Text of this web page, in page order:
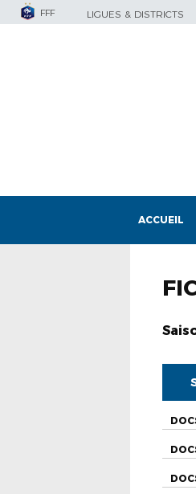
FFF LIGUES & DISTRICTS
ACCUEIL